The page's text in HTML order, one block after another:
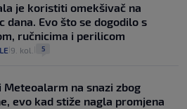
je koristiti omekšivač na
dana. Evo što se dogodilo s
ručnicima i perilicom
9. kol. 5
Meteoalarm na snazi zbog
evo kad stiže nagla promjena